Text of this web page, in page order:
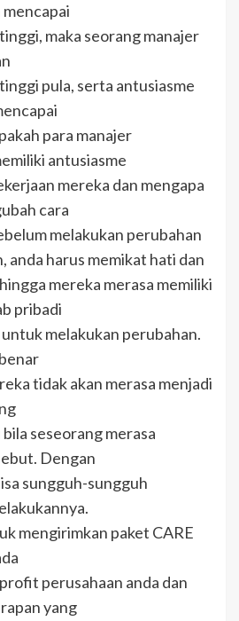
maka seorang manajer
pula, serta antusiasme
para manajer
antusiasme
mereka dan mengapa
cara
melakukan perubahan
anda harus memikat hati dan
mereka merasa memiliki
pribadi
melakukan perubahan.
tidak akan merasa menjadi
seseorang merasa
Dengan
sungguh-sungguh
mengirimkan paket CARE
perusahaan anda dan
yang